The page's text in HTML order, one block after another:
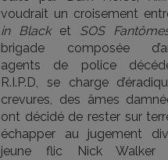
voudrait un croisement
in Blacket SOS
brigade composée
agents de police
R.I.P.D, se charge
crevures, des âmes
ont décidé de rester sur
échapper au jugement
jeune flic Nick Walker